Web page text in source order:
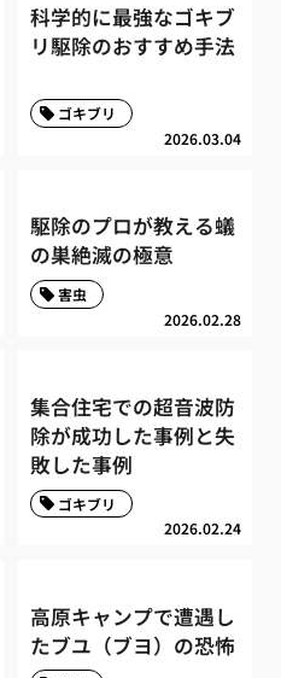
科学的に最強なゴキブ
リ駆除のおすすめ手法
2026.03.04
ゴキブリ
駆除のプロが教える蟻
の巣絶滅の極意
2026.02.28
害虫
集合住宅での超音波防
除が成功した事例と失
敗した事例
2026.02.24
ゴキブリ
高原キャンプで遭遇し
たブユ（ブヨ）の恐怖